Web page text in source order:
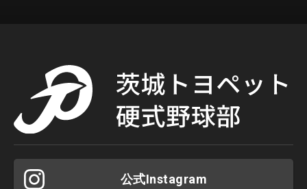
公式Instagram